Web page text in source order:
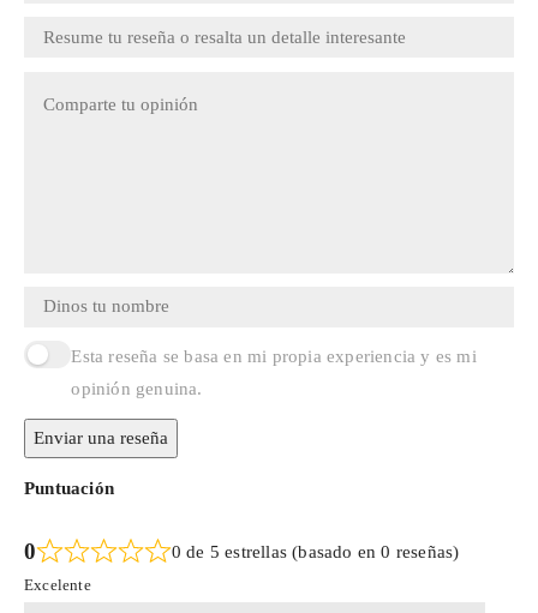
Esta reseña se basa en mi propia experiencia y es mi
opinión genuina.
Enviar una reseña
Puntuación
0 0 de 5 estrellas (basado en 0 reseñas)
Excelente